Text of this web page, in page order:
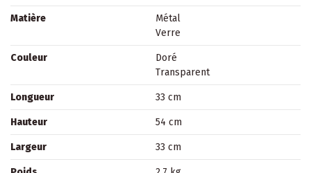
Matière
Métal
Verre
Couleur
Doré
Transparent
Longueur 33 cm
Hauteur 54 cm
Largeur 33 cm